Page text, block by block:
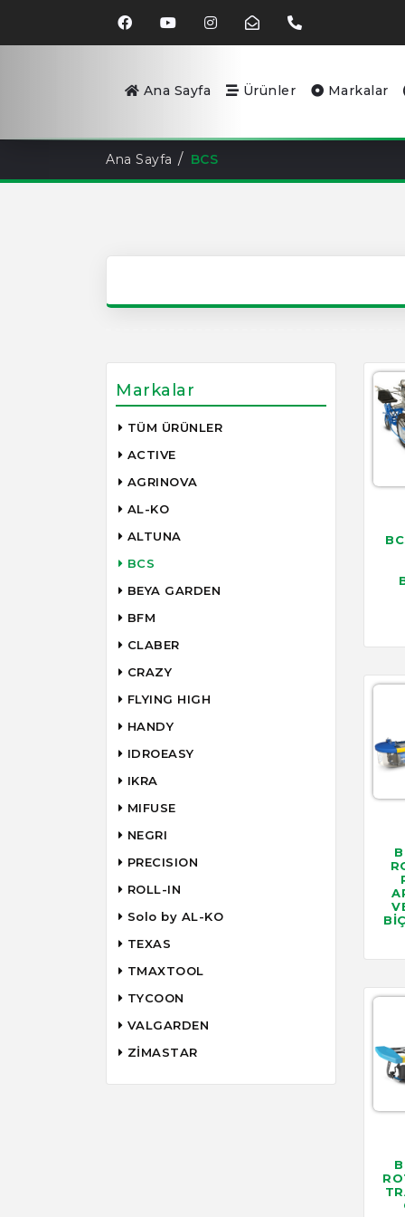
Ana Sayfa Ürünler Markalar
Ana Sayfa BCS
Markalar
TÜM ÜRÜNLER
ACTIVE
AGRINOVA
AL-KO
ALTUNA
BCS
BEYA GARDEN
BFM
CLABER
CRAZY
FLYING HIGH
HANDY
IDROEASY
IKRA
MIFUSE
NEGRI
PRECISION
ROLL-IN
Solo by AL-KO
TEXAS
TMAXTOOL
TYCOON
VALGARDEN
ZİMASTAR